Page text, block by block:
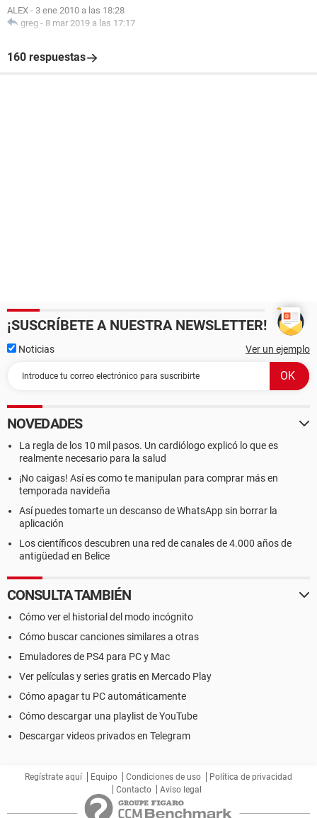
ALEX - 3 ene 2010 a las 18:28
greg - 8 mar 2019 a las 17:17
160 respuestas
¡SUSCRÍBETE A NUESTRA NEWSLETTER!
Noticias Ver un ejemplo
NOVEDADES
La regla de los 10 mil pasos. Un cardiólogo explicó lo que es
realmente necesario para la salud
¡No caigas! Así es como te manipulan para comprar más en
temporada navideña
Así puedes tomarte un descanso de WhatsApp sin borrar la
aplicación
Los científicos descubren una red de canales de 4.000 años de
antigüedad en Belice
CONSULTA TAMBIÉN
Cómo ver el historial del modo incógnito
Cómo buscar canciones similares a otras
Emuladores de PS4 para PC y Mac
Ver películas y series gratis en Mercado Play
Cómo apagar tu PC automáticamente
Cómo descargar una playlist de YouTube
Descargar videos privados en Telegram
Regístrate aquí Equipo Condiciones de uso
Política de privacidad
Contacto
Aviso legal